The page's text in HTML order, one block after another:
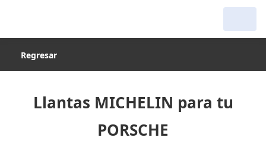
Regresar
Llantas MICHELIN para tu
PORSCHE